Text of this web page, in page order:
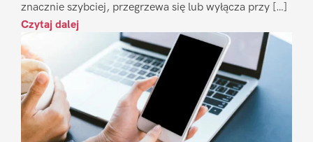
znacznie szybciej, przegrzewa się lub wyłącza przy […]
Czytaj dalej